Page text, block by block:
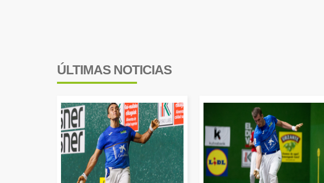
ÚLTIMAS NOTICIAS